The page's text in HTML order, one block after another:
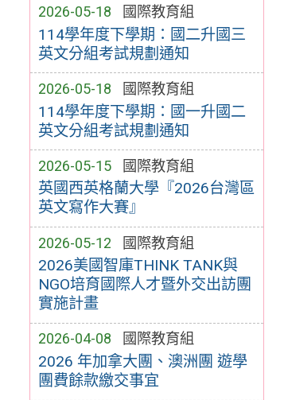
2026-05-18 國際教育組
114學年度下學期：國二升國三
英文分組考試規劃通知
2026-05-18 國際教育組
114學年度下學期：國一升國二
英文分組考試規劃通知
2026-05-15 國際教育組
英國西英格蘭大學『2026台灣區
英文寫作大賽』
2026-05-12 國際教育組
2026美國智庫THINK TANK與
NGO培育國際人才暨外交出訪團
實施計畫
2026-04-08 國際教育組
2026 年加拿大團、澳洲團 遊學
團費餘款繳交事宜